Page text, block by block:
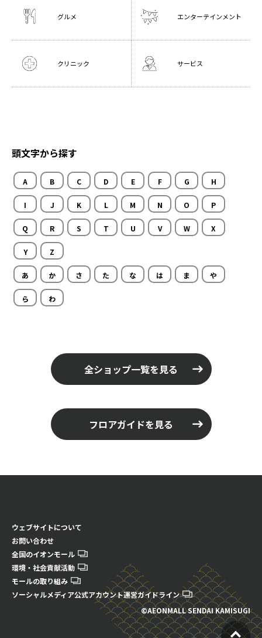
グルメ エンターテインメント
クリニック サービス
頭文字から探す
A B C D E F G H
I J K L M N O P
Q R S T U V W X
Y Z
あ か さ た な は ま や
ら わ
全ショップ一覧を見る
フロアガイドを見る
ウェブサイトについて
お問い合わせ
全国のイオンモール
環境・社会貢献活動
モールの取り組み
ソーシャルメディア公式アカウント運営ガイドライン
©AEONMALL SENDAI KAMISUGI